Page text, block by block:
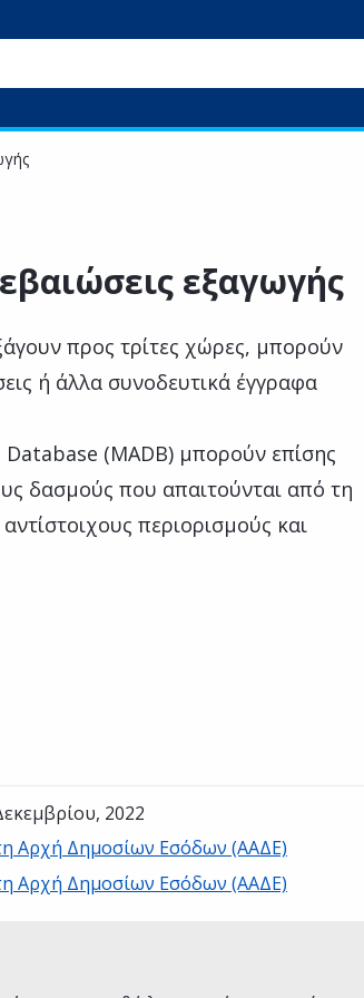
εξαγωγής
προς τρίτες χώρες, μπορούν
ή άλλα συνοδευτικά έγγραφα
(MADB) μπορούν επίσης
δασμούς που απαιτούνται από τη
περιορισμούς και
2022
Αρχή Δημοσίων Εσόδων (ΑΑΔΕ)
Αρχή Δημοσίων Εσόδων (ΑΑΔΕ)